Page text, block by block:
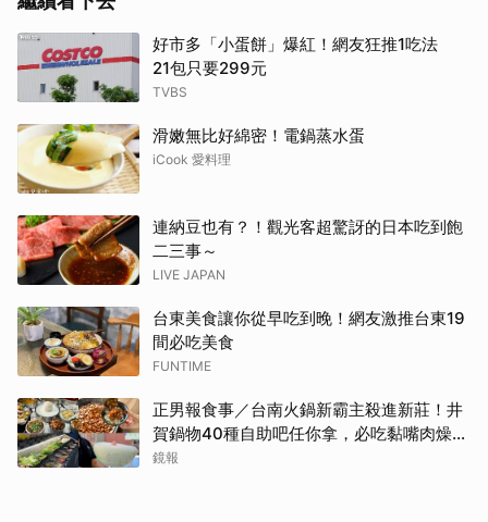
好市多「小蛋餅」爆紅！網友狂推1吃法
21包只要299元
TVBS
滑嫩無比好綿密！電鍋蒸水蛋
iCook 愛料理
連納豆也有？！觀光客超驚訝的日本吃到飽
二三事～
LIVE JAPAN
台東美食讓你從早吃到晚！網友激推台東19
間必吃美食
FUNTIME
正男報食事／台南火鍋新霸主殺進新莊！井
賀鍋物40種自助吧任你拿，必吃黏嘴肉燥
飯、現做棉花糖
鏡報